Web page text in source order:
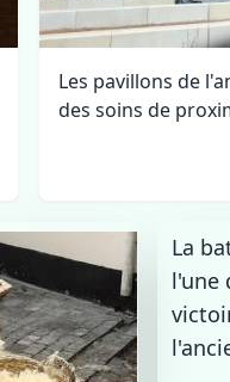
Les pavillons de
des soins de
La
l'une